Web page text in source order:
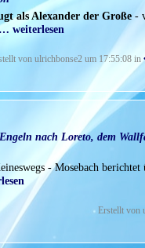
als Alexander der Große -
weiterlesen
von ulrichbonse2 um 17:55:08 in
nach Loreto, dem
- Mosebach
Erstellt von